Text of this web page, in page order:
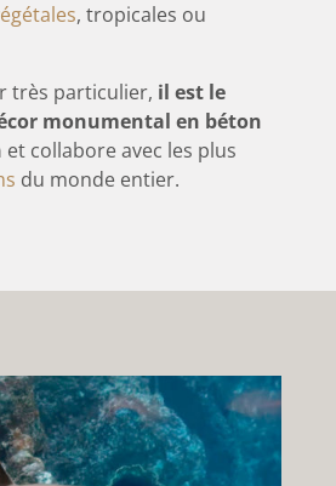
, tropicales ou
très particulier, il est le
monumental en béton
et collabore avec les plus
du monde entier.